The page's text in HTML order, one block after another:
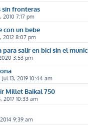
sin fronteras
2010 7:17 pm
con un bebe
2012 8:07 pm
para salir en bici sin el
3:53 pm
Jul 13, 2019 10:44 am
Millet Baikal 750
2017 10:33 am
9:39 am